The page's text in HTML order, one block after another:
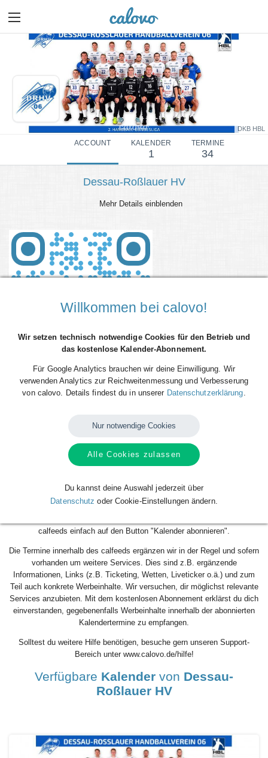
DKB HBL
ACCOUNT KALENDER
1
TERMINE
34
Dessau-Roßlauer HV
Mehr Details einblenden
Smartphone, Tablet oder Desktop-PC integrieren? Kein Problem mit den
Beste daran: sobald neue Spieltermine angelegt oder geändert werden,
aktualisiert sich dein Kalender automatisch. Du musst nach dem
mühsam einzutragen gehört also der Vergangenheit an. Los geht´s!
Das Abonnieren ist für dich völlig kostenlos und funktioniert mit allen
calfeeds einfach auf den Button "Kalender abonnieren".
Die Termine innerhalb des calfeeds ergänzen wir in der Regel und sofern
vorhanden um weitere Services. Dies sind z.B. ergänzende
Informationen, Links (z.B. Ticketing, Wetten, Liveticker o.ä.) und zum
Teil auch konkrete Werbeinhalte. Wir versuchen, dir möglichst relevante
Services anzubieten. Mit dem kostenlosen Abonnement erklärst du dich
einverstanden, gegebenenfalls Werbeinhalte innerhalb der abonnierten
Kalendertermine zu empfangen.
Solltest du weitere Hilfe benötigen, besuche gern unseren Support-
Bereich unter www.calovo.de/hilfe!
Verfügbare Kalender von Dessau-
Roßlauer HV
Willkommen bei calovo!
Wir setzen technisch notwendige Cookies für den Betrieb und
das kostenlose Kalender-Abonnement.
Für Google Analytics brauchen wir deine Einwilligung. Wir
verwenden Analytics zur Reichweitenmessung und Verbesserung
von calovo. Details findest du in unserer Datenschutzerklärung.
Nur notwendige Cookies
Alle Cookies zulassen
Du kannst deine Auswahl jederzeit über
Datenschutz oder Cookie-Einstellungen ändern.